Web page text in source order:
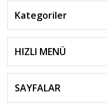
Kategoriler
HIZLI MENÜ
SAYFALAR